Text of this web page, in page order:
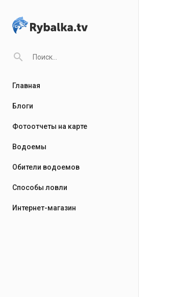
search
Главная
Блоги
Фотоотчеты на карте
Водоемы
Обители водоемов
Способы ловли
Интернет-магазин